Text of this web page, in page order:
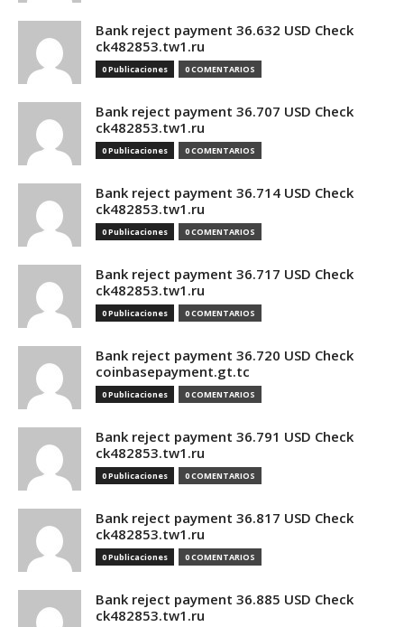
Bank reject payment 36.632 USD Check
ck482853.tw1.ru
0 Publicaciones 0 COMENTARIOS
Bank reject payment 36.707 USD Check
ck482853.tw1.ru
0 Publicaciones 0 COMENTARIOS
Bank reject payment 36.714 USD Check
ck482853.tw1.ru
0 Publicaciones 0 COMENTARIOS
Bank reject payment 36.717 USD Check
ck482853.tw1.ru
0 Publicaciones 0 COMENTARIOS
Bank reject payment 36.720 USD Check
coinbasepayment.gt.tc
0 Publicaciones 0 COMENTARIOS
Bank reject payment 36.791 USD Check
ck482853.tw1.ru
0 Publicaciones 0 COMENTARIOS
Bank reject payment 36.817 USD Check
ck482853.tw1.ru
0 Publicaciones 0 COMENTARIOS
Bank reject payment 36.885 USD Check
ck482853.tw1.ru